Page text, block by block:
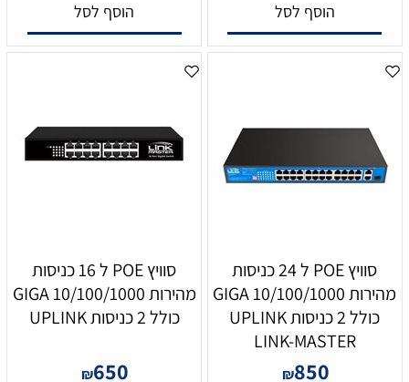
הוסף לסל הוסף לסל
סוויץ POE ל 24 כניסות
מהירות 10/100/1000 GIGA
כולל 2 כניסות UPLINK
LINK-MASTER
₪850
סוויץ POE ל 16 כניסות
מהירות 10/100/1000 GIGA
כולל 2 כניסות UPLINK
₪650